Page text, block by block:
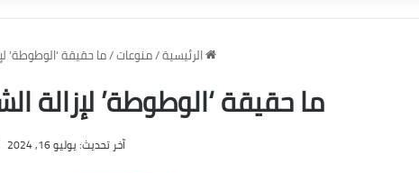
الرئيسية/منوعات/ما حقيقة ‘الوطوطة’
ما حقيقة ‘الوطوطة’ لإزالة
آخر تحديث: يوليو 16, 2024